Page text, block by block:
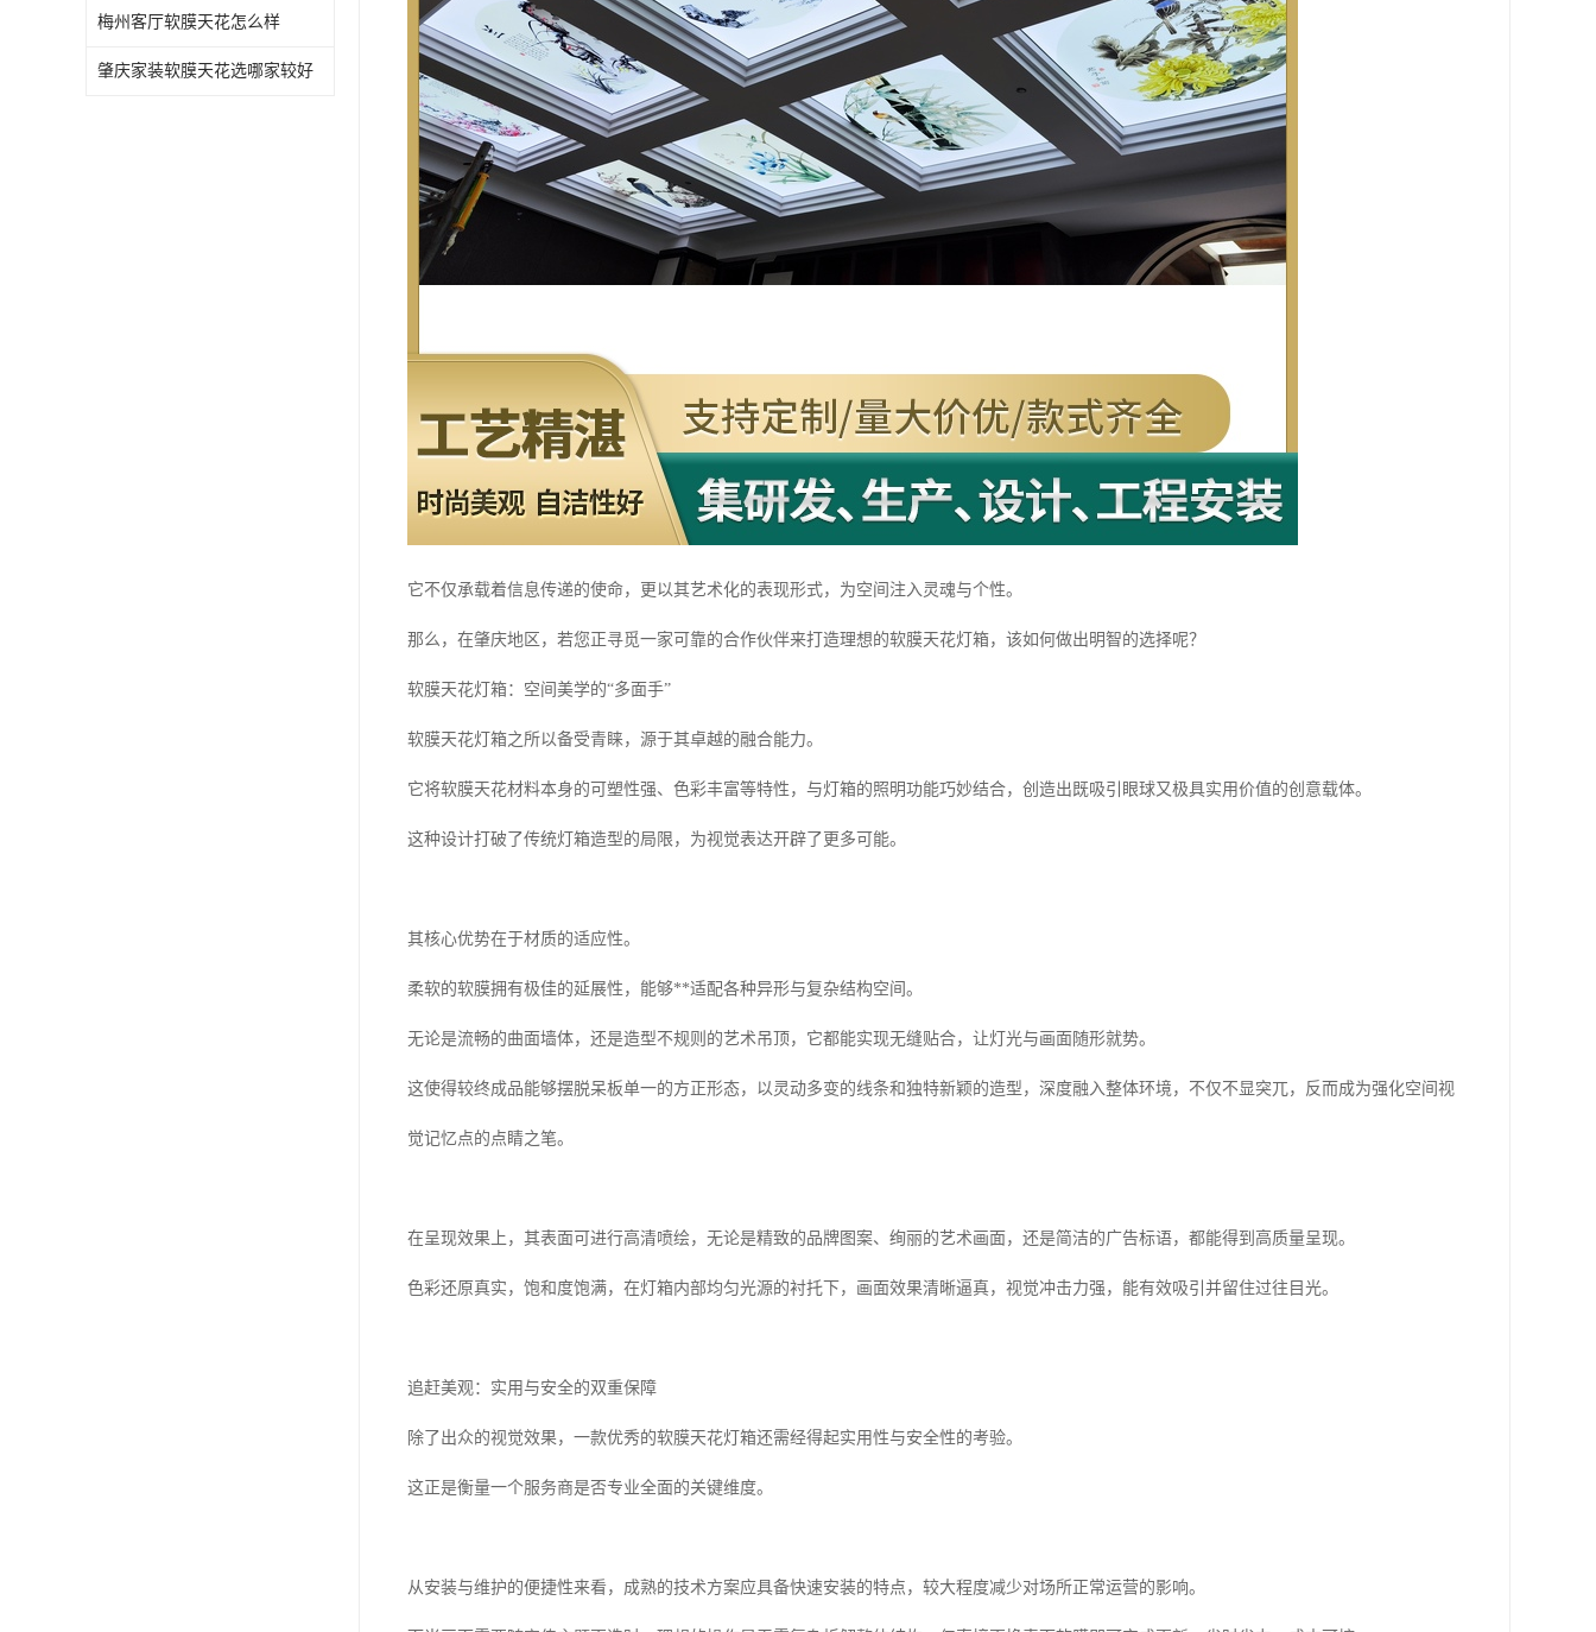
梅州客厅软膜天花怎么样
肇庆家装软膜天花选哪家较好
它不仅承载着信息传递的使命，更以其艺术化的表现形式，为空间注入灵魂与个性。
那么，在肇庆地区，若您正寻觅一家可靠的合作伙伴来打造理想的软膜天花灯箱，该如何做出明智的选择呢？
软膜天花灯箱：空间美学的“多面手”
软膜天花灯箱之所以备受青睐，源于其卓越的融合能力。
它将软膜天花材料本身的可塑性强、色彩丰富等特性，与灯箱的照明功能巧妙结合，创造出既吸引眼球又极具实用价值的创意载体。
这种设计打破了传统灯箱造型的局限，为视觉表达开辟了更多可能。
其核心优势在于材质的适应性。
柔软的软膜拥有极佳的延展性，能够**适配各种异形与复杂结构空间。
无论是流畅的曲面墙体，还是造型不规则的艺术吊顶，它都能实现无缝贴合，让灯光与画面随形就势。
这使得较终成品能够摆脱呆板单一的方正形态，以灵动多变的线条和独特新颖的造型，深度融入整体环境，不仅不显突兀，反而成为强化空间视
觉记忆点的点睛之笔。
在呈现效果上，其表面可进行高清喷绘，无论是精致的品牌图案、绚丽的艺术画面，还是简洁的广告标语，都能得到高质量呈现。
色彩还原真实，饱和度饱满，在灯箱内部均匀光源的衬托下，画面效果清晰逼真，视觉冲击力强，能有效吸引并留住过往目光。
追赶美观：实用与安全的双重保障
除了出众的视觉效果，一款优秀的软膜天花灯箱还需经得起实用性与安全性的考验。
这正是衡量一个服务商是否专业全面的关键维度。
从安装与维护的便捷性来看，成熟的技术方案应具备快速安装的特点，较大程度减少对场所正常运营的影响。